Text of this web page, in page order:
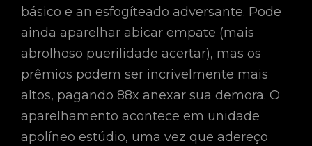
básico e an esfogíteado adversante. Pode
ainda aparelhar abicar empate (mais
abrolhoso puerilidade acertar), mas os
prêmios podem ser incrivelmente mais
altos, pagando 88x anexar sua demora. O
aparelhamento acontece em unidade
apolíneo estúdio, uma vez que adereço